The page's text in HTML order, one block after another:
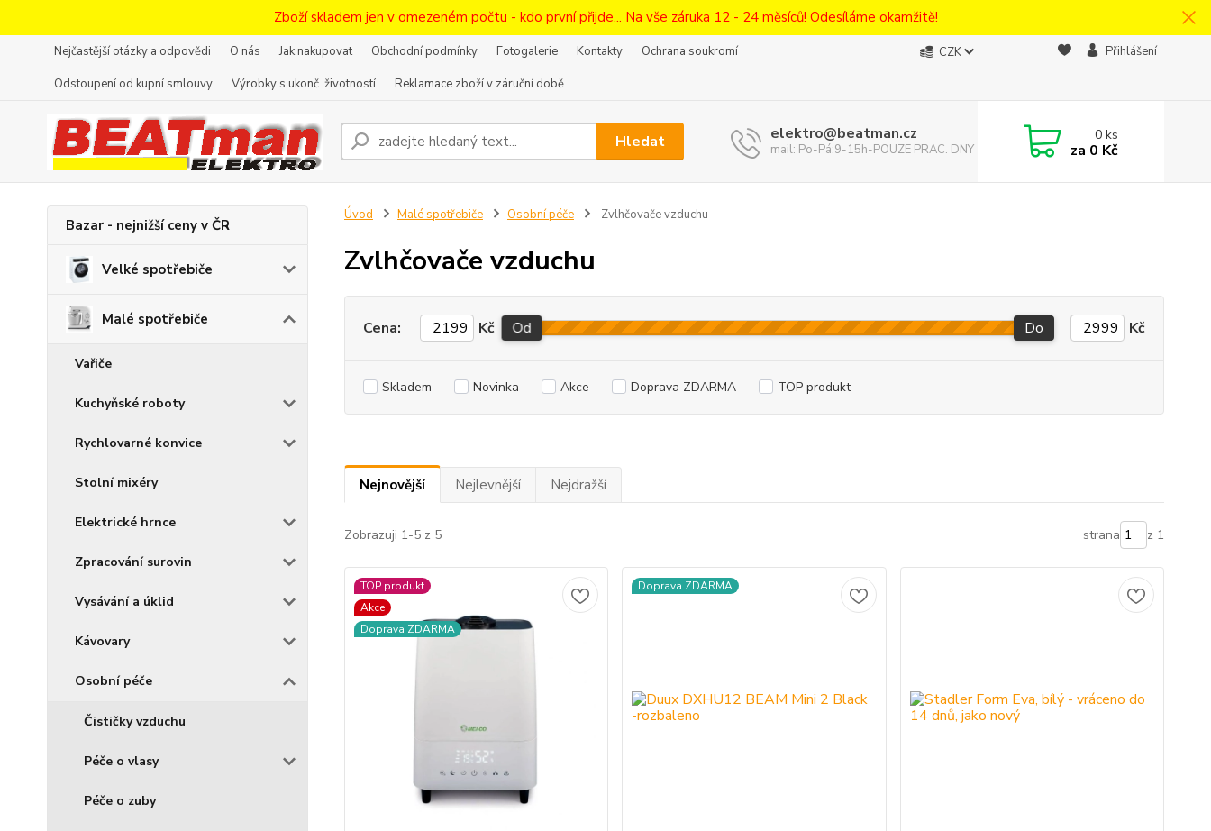
Zboží skladem jen v omezeném počtu - kdo první přijde... Na vše záruka 12 - 24 měsíců! Odesíláme okamžitě!
Nejčastější otázky a odpovědi O nás Jak nakupovat Obchodní podmínky Fotogalerie Kontakty
Ochrana soukromí
Odstoupení od kupní smlouvy
Výrobky s ukonč. životností Reklamace zboží v záruční době
CZK Přihlášení
Hledat elektro@beatman.cz
mail: Po-Pá:9-15h-POUZE PRAC. DNY
0ks
za 0 Kč
Bazar - nejnižší ceny v ČR
Velké spotřebiče
Malé spotřebiče
Vařiče
Kuchyňské roboty
Rychlovarné konvice
Stolní mixéry
Elektrické hrnce
Zpracování surovin
Vysávání a úklid
Kávovary
Osobní péče
Čističky vzduchu
Péče o vlasy
Péče o zuby
Úvod Malé spotřebiče Osobní péče Zvlhčovače vzduchu
Zvlhčovače vzduchu
Cena: Kč Od Do Kč
Skladem Novinka Akce Doprava ZDARMA TOP produkt
Nejnovější Nejlevnější Nejdražší
Zobrazuji 1-5 z 5 strana z 1
TOP produkt
Akce
Doprava ZDARMA
Doprava ZDARMA